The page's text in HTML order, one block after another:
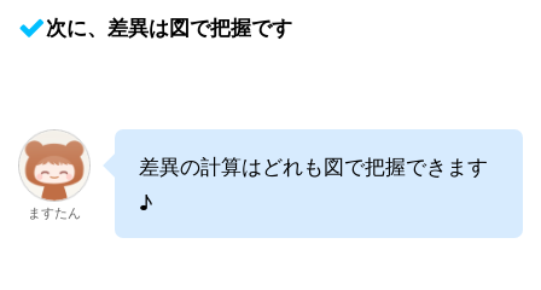
次に、差異は図で把握です
ますたん
差異の計算はどれも図で把握できます
♪